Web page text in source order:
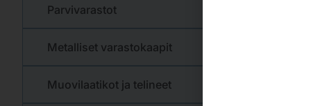
Parvivarastot
Metalliset varastokaapit
Muovilaatikot ja telineet